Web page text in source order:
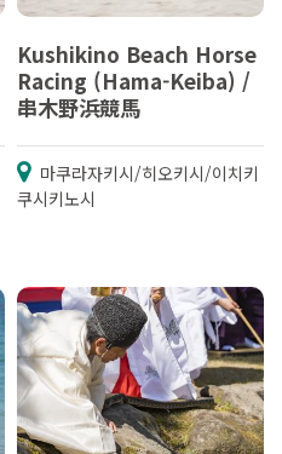
Kushikino Beach Horse
Racing (Hama-Keiba) /
串木野浜競馬
마쿠라자키시/히오키시/이치키
쿠시키노시